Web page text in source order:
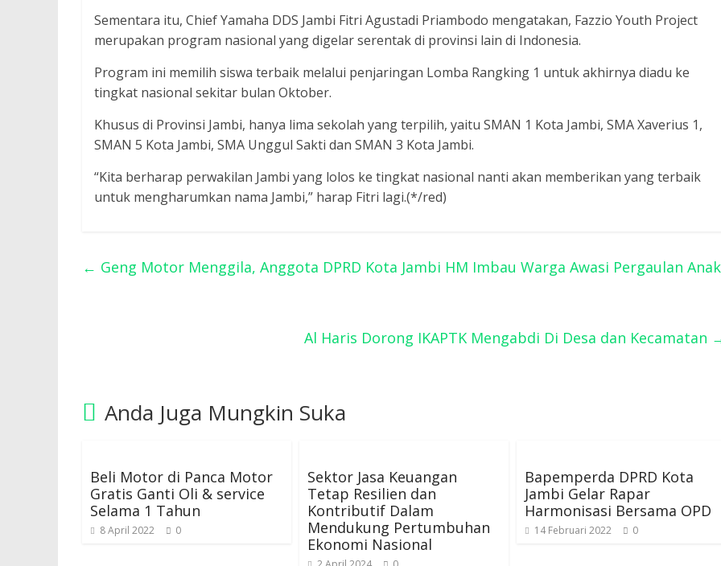
Sementara itu, Chief Yamaha DDS Jambi Fitri Agustadi Priambodo mengatakan, Fazzio Youth Project
merupakan program nasional yang digelar serentak di provinsi lain di Indonesia.
Program ini memilih siswa terbaik melalui penjaringan Lomba Rangking 1 untuk akhirnya diadu ke
tingkat nasional sekitar bulan Oktober.
Khusus di Provinsi Jambi, hanya lima sekolah yang terpilih, yaitu SMAN 1 Kota Jambi, SMA Xaverius 1,
SMAN 5 Kota Jambi, SMA Unggul Sakti dan SMAN 3 Kota Jambi.
“Kita berharap perwakilan Jambi yang lolos ke tingkat nasional nanti akan memberikan yang terbaik
untuk mengharumkan nama Jambi,” harap Fitri lagi.(*/red)
← Geng Motor Menggila, Anggota DPRD Kota Jambi HM Imbau Warga Awasi Pergaulan Anak
Al Haris Dorong IKAPTK Mengabdi Di Desa dan Kecamatan
Anda Juga Mungkin Suka
Beli Motor di Panca Motor
Gratis Ganti Oli & service
Selama 1 Tahun
8 April 2022 0
Sektor Jasa Keuangan
Tetap Resilien dan
Kontributif Dalam
Mendukung Pertumbuhan
Ekonomi Nasional
Bapemperda DPRD Kota
Jambi Gelar Rapar
Harmonisasi Bersama OPD
14 Februari 2022 0